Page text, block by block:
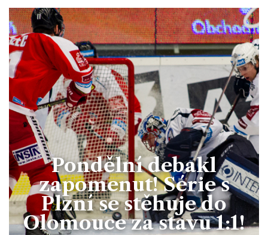
Pondělní debakl
zapomenut! Série s
Plzní se stěhuje do
Olomouce za stavu 1:1!